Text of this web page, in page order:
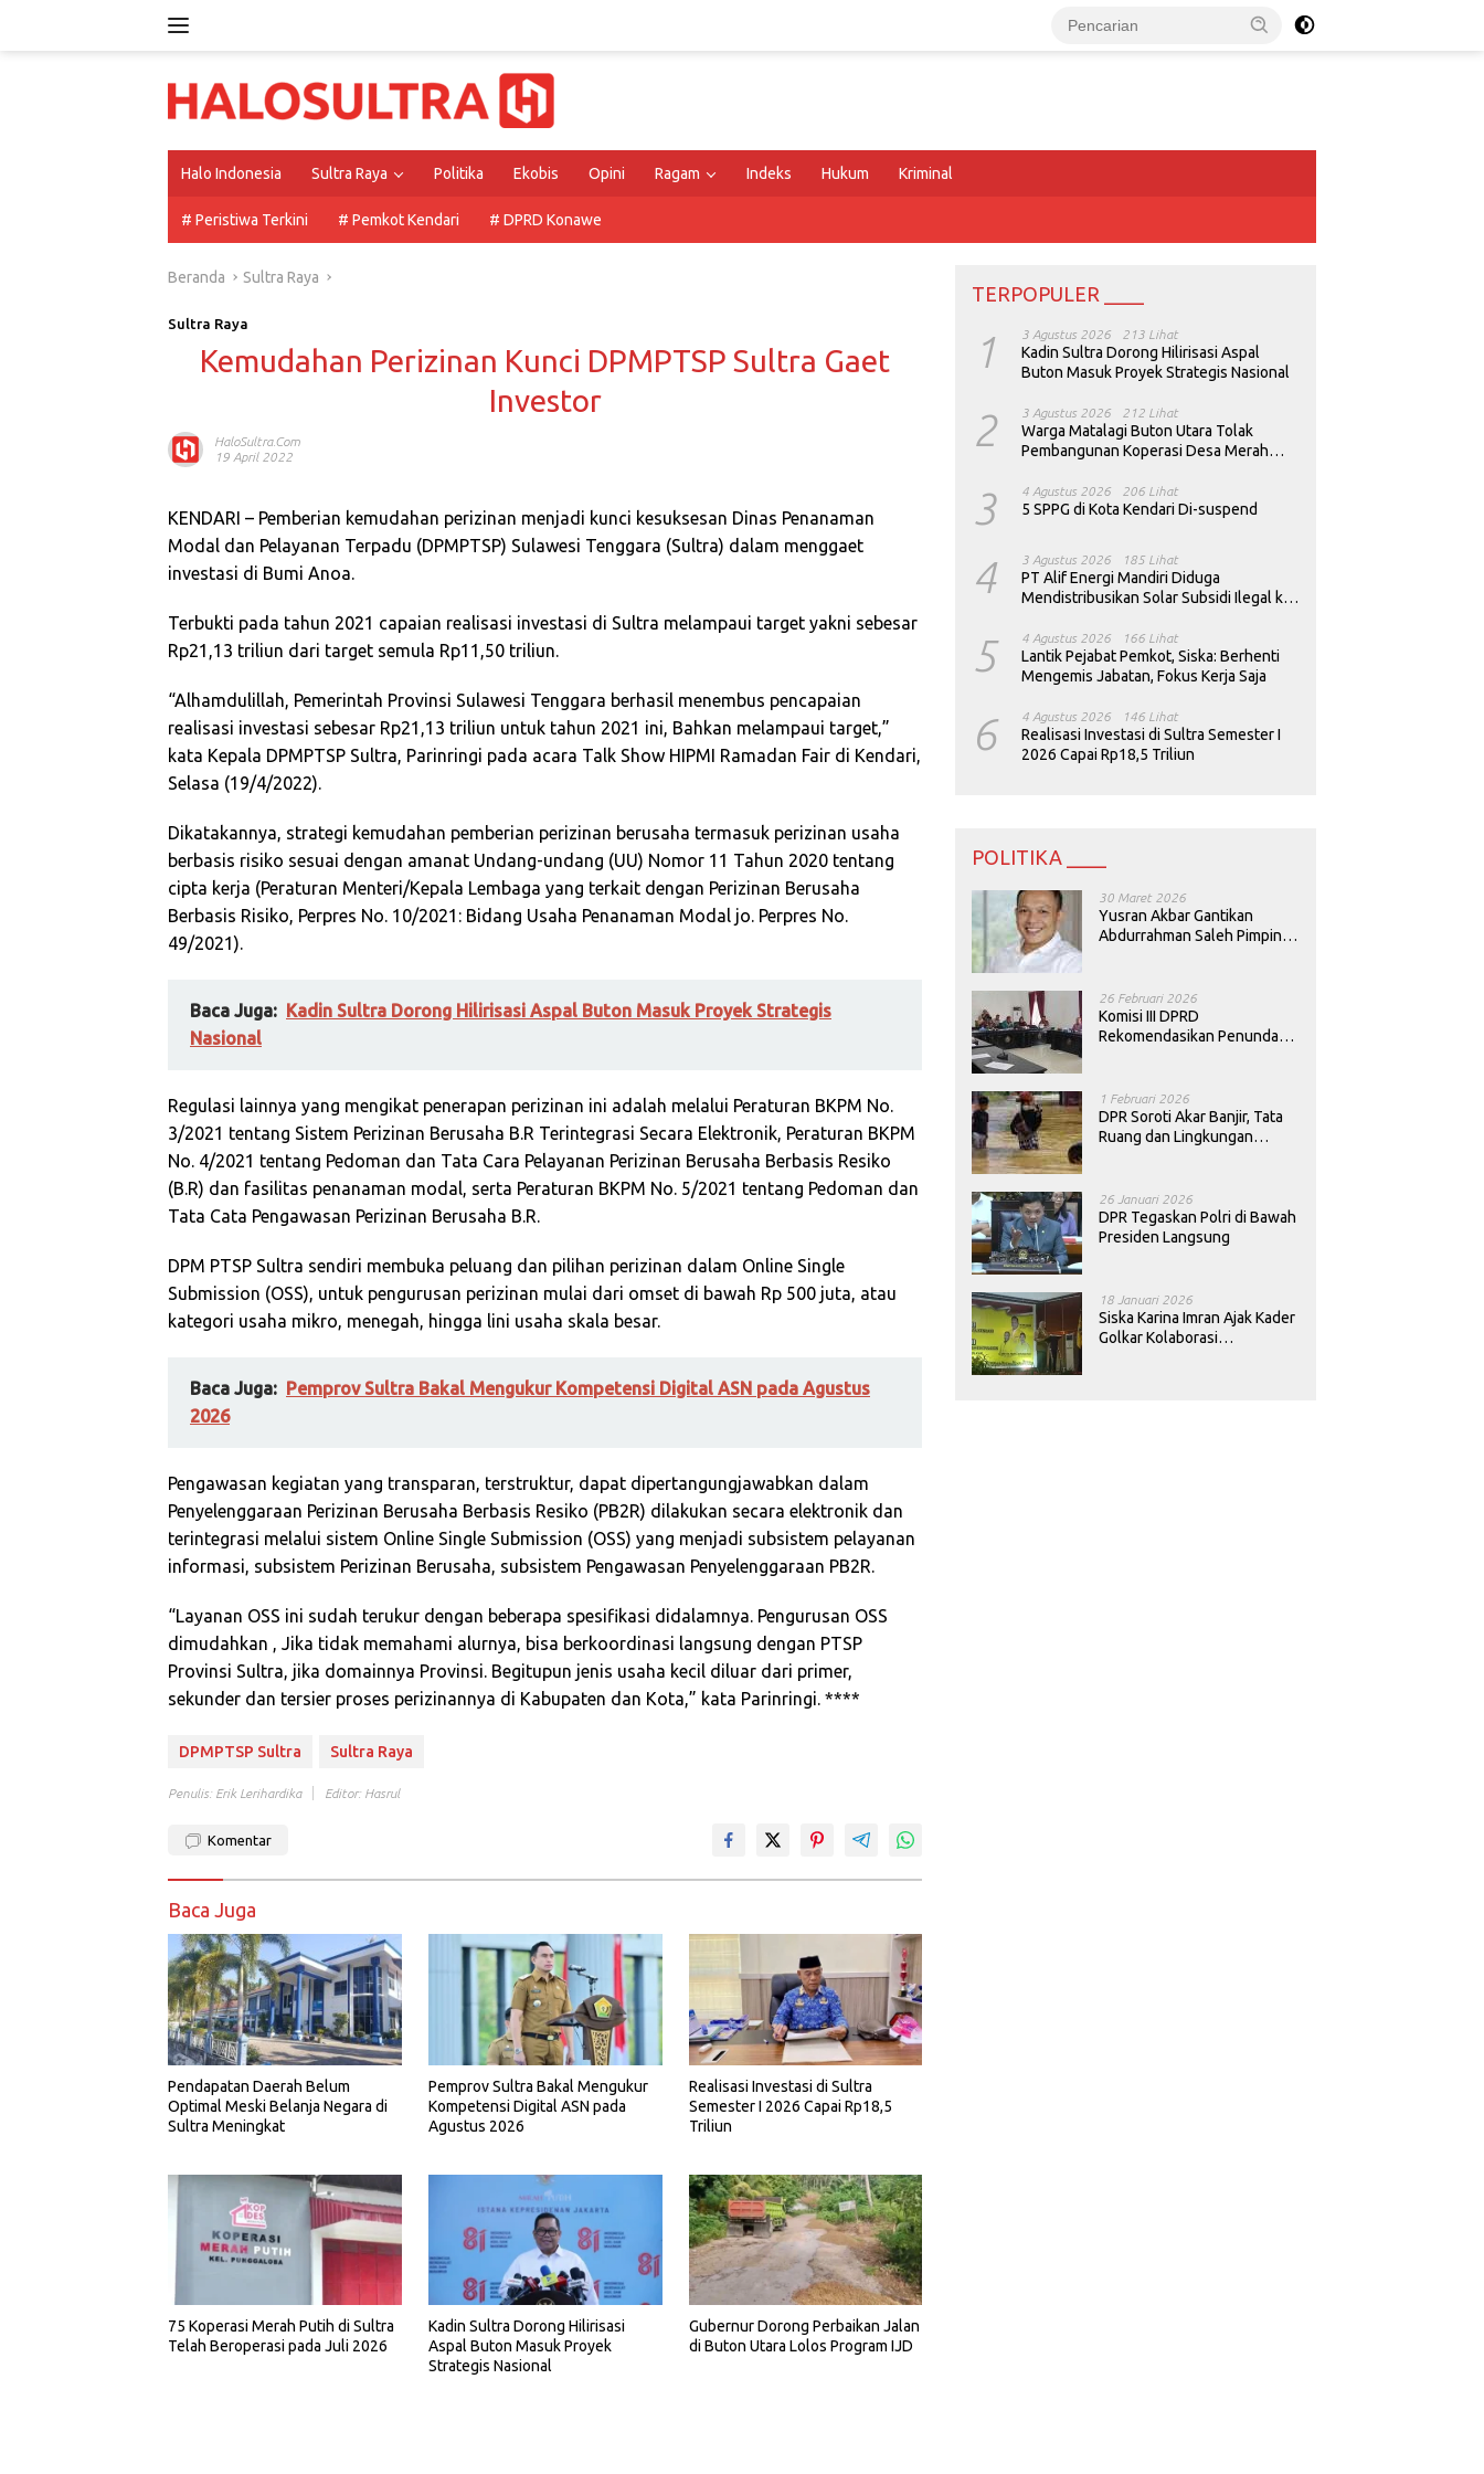
Halo Indonesia Sultra Raya Politika Ekobis Opini Ragam Indeks Hukum Kriminal
# Peristiwa Terkini # Pemkot Kendari # DPRD Konawe
Beranda Sultra Raya
Sultra Raya
Kemudahan Perizinan Kunci DPMPTSP Sultra Gaet
Investor
HaloSultra.com
19 April 2022
KENDARI – Pemberian kemudahan perizinan menjadi kunci kesuksesan Dinas Penanaman
Modal dan Pelayanan Terpadu (DPMPTSP) Sulawesi Tenggara (Sultra) dalam menggaet
investasi di Bumi Anoa.
Terbukti pada tahun 2021 capaian realisasi investasi di Sultra melampaui target yakni sebesar
Rp21,13 triliun dari target semula Rp11,50 triliun.
“Alhamdulillah, Pemerintah Provinsi Sulawesi Tenggara berhasil menembus pencapaian
realisasi investasi sebesar Rp21,13 triliun untuk tahun 2021 ini, Bahkan melampaui target,”
kata Kepala DPMPTSP Sultra, Parinringi pada acara Talk Show HIPMI Ramadan Fair di Kendari,
Selasa (19/4/2022).
Dikatakannya, strategi kemudahan pemberian perizinan berusaha termasuk perizinan usaha
berbasis risiko sesuai dengan amanat Undang-undang (UU) Nomor 11 Tahun 2020 tentang
cipta kerja (Peraturan Menteri/Kepala Lembaga yang terkait dengan Perizinan Berusaha
Berbasis Risiko, Perpres No. 10/2021: Bidang Usaha Penanaman Modal jo. Perpres No.
49/2021).
Baca Juga: Kadin Sultra Dorong Hilirisasi Aspal Buton Masuk Proyek Strategis
Nasional
Regulasi lainnya yang mengikat penerapan perizinan ini adalah melalui Peraturan BKPM No.
3/2021 tentang Sistem Perizinan Berusaha B.R Terintegrasi Secara Elektronik, Peraturan BKPM
No. 4/2021 tentang Pedoman dan Tata Cara Pelayanan Perizinan Berusaha Berbasis Resiko
(B.R) dan fasilitas penanaman modal, serta Peraturan BKPM No. 5/2021 tentang Pedoman dan
Tata Cata Pengawasan Perizinan Berusaha B.R.
DPM PTSP Sultra sendiri membuka peluang dan pilihan perizinan dalam Online Single
Submission (OSS), untuk pengurusan perizinan mulai dari omset di bawah Rp 500 juta, atau
kategori usaha mikro, menegah, hingga lini usaha skala besar.
Baca Juga: Pemprov Sultra Bakal Mengukur Kompetensi Digital ASN pada Agustus
2026
Pengawasan kegiatan yang transparan, terstruktur, dapat dipertangungjawabkan dalam
Penyelenggaraan Perizinan Berusaha Berbasis Resiko (PB2R) dilakukan secara elektronik dan
terintegrasi melalui sistem Online Single Submission (OSS) yang menjadi subsistem pelayanan
informasi, subsistem Perizinan Berusaha, subsistem Pengawasan Penyelenggaraan PB2R.
“Layanan OSS ini sudah terukur dengan beberapa spesifikasi didalamnya. Pengurusan OSS
dimudahkan , Jika tidak memahami alurnya, bisa berkoordinasi langsung dengan PTSP
Provinsi Sultra, jika domainnya Provinsi. Begitupun jenis usaha kecil diluar dari primer,
sekunder dan tersier proses perizinannya di Kabupaten dan Kota,” kata Parinringi. ****
DPMPTSP Sultra Sultra Raya
Penulis: Erik Lerihardika Editor: Hasrul
Komentar
Baca Juga
Pendapatan Daerah Belum
Optimal Meski Belanja Negara di
Sultra Meningkat
Pemprov Sultra Bakal Mengukur
Kompetensi Digital ASN pada
Agustus 2026
Realisasi Investasi di Sultra
Semester I 2026 Capai Rp18,5
Triliun
75 Koperasi Merah Putih di Sultra
Telah Beroperasi pada Juli 2026
Kadin Sultra Dorong Hilirisasi
Aspal Buton Masuk Proyek
Strategis Nasional
Gubernur Dorong Perbaikan Jalan
di Buton Utara Lolos Program IJD
TERPOPULER ____
1 3 Agustus 2026 213 Lihat
Kadin Sultra Dorong Hilirisasi Aspal
Buton Masuk Proyek Strategis Nasional
2 3 Agustus 2026 212 Lihat
Warga Matalagi Buton Utara Tolak
Pembangunan Koperasi Desa Merah
3 4 Agustus 2026 206 Lihat
5 SPPG di Kota Kendari Di-suspend
4 3 Agustus 2026 185 Lihat
PT Alif Energi Mandiri Diduga
Mendistribusikan Solar Subsidi Ilegal ke
5 4 Agustus 2026 166 Lihat
Lantik Pejabat Pemkot, Siska: Berhenti
Mengemis Jabatan, Fokus Kerja Saja
6 4 Agustus 2026 146 Lihat
Realisasi Investasi di Sultra Semester I
2026 Capai Rp18,5 Triliun
POLITIKA ____
30 Maret 2026
Yusran Akbar Gantikan
Abdurrahman Saleh Pimpin
26 Februari 2026
Komisi III DPRD
Rekomendasikan Penundaan
1 Februari 2026
DPR Soroti Akar Banjir, Tata
Ruang dan Lingkungan
26 Januari 2026
DPR Tegaskan Polri di Bawah
Presiden Langsung
18 Januari 2026
Siska Karina Imran Ajak Kader
Golkar Kolaborasi